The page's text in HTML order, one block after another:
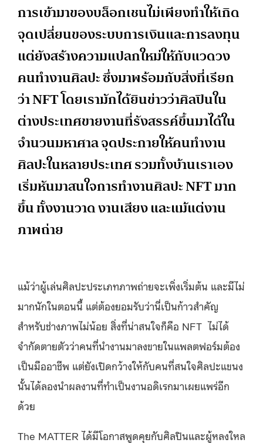
การเข้ามาของบล็อกเชนไม่เพียงทำให้เกิด
จุดเปลี่ยนของระบบการเงินและการลงทุน
แต่ยังสร้างความแปลกใหม่ให้กับแวดวง
คนทำงานศิลปะ ซึ่งมาพร้อมกับสิ่งที่เรียก
ว่า NFT โดยเรามักได้ยินข่าวว่าศิลปินใน
ต่างประเทศขายงานที่รังสรรค์ขึ้นมาได้ใน
จำนวนมหาศาล จุดประกายให้คนทำงาน
ศิลปะในหลายประเทศ รวมทั้งบ้านเราเอง
เริ่มหันมาสนใจการทำงานศิลปะ NFT มาก
ขึ้น ทั้งงานวาด งานเสียง และแม้แต่งาน
ภาพถ่าย
แม้ว่าผู้เล่นศิลปะประเภทภาพถ่ายจะเพิ่งเริ่มต้น และมีไม่
มากนักในตอนนี้ แต่ต้องยอมรับว่านี่เป็นก้าวสำคัญ
สำหรับช่างภาพไม่น้อย สิ่งที่น่าสนใจก็คือ NFT ไม่ได้
จำกัดตายตัวว่าคนที่นำงานมาลงขายในแพลตฟอร์มต้อง
เป็นมืออาชีพ แต่ยังเปิดกว้างให้กับคนที่สนใจศิลปะแขนง
นั้นได้ลองนำผลงานที่ทำเป็นงานอดิเรกมาเผยแพร่อีก
ด้วย
The MATTER ได้มีโอกาสพูดคุยกับศิลปินและผู้หลงใหล